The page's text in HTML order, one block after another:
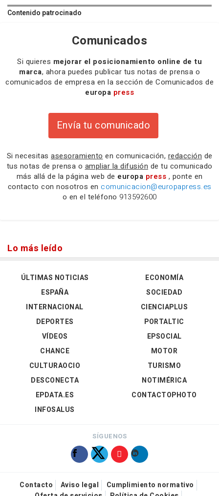
Contenido patrocinado
Comunicados
Si quieres mejorar el posicionamiento online de tu
marca, ahora puedes publicar tus notas de prensa o
comunicados de empresa en la sección de Comunicados de
europa press
Envía tu comunicado
Si necesitas asesoramiento en comunicación, redacción de
tus notas de prensa o ampliar la difusión de tu comunicado
más allá de la página web de europa press , ponte en
contacto con nosotros en comunicacion@europapress.es
o en el teléfono 913592600
Lo más leído
ÚLTIMAS NOTICIAS
ESPAÑA
INTERNACIONAL
DEPORTES
VÍDEOS
ECONOMÍA
SOCIEDAD
CIENCIAPLUS
PORTALTIC
EPSOCIAL
CHANCE
CULTURAOCIO
DESCONECTA
EPDATA.ES
INFOSALUS
MOTOR
TURISMO
NOTIMÉRICA
CONTACTOPHOTO
SÍGUENOS
Contacto Aviso legal
Cumplimiento normativo